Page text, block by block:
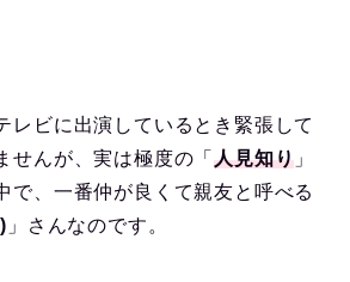
レビに出演しているとき緊張して
せんが、実は極度の「人見知り 」
で、一番仲が良くて親友と呼べる
」さんなのです。